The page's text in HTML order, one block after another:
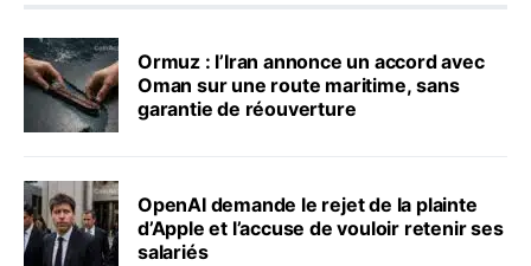
Ormuz : l’Iran annonce un accord avec
Oman sur une route maritime, sans
garantie de réouverture
OpenAI demande le rejet de la plainte
d’Apple et l’accuse de vouloir retenir ses
salariés